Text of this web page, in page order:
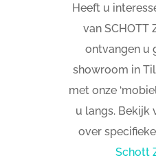
Heeft u
van SCHOTT
ontvangen u
showroom in
met onze
u langs. Bekijk
over
Schott